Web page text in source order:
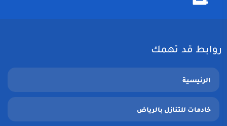
روابط قد تهمك
الرئيسية
خادمات للتنازل بالرياض